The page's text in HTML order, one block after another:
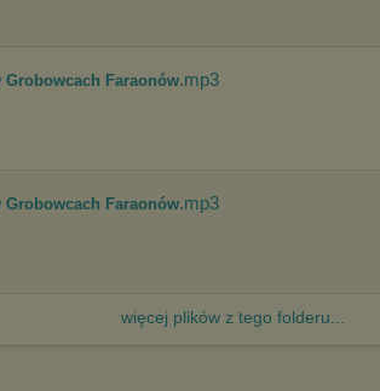
Grobowcach Faraonów.mp3
Grobowcach Faraonów.mp3
więcej plików z tego folderu...